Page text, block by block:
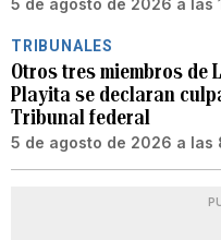
5 de agosto de 2026 a las
TRIBUNALES
Otros tres miembros de
Playita se declaran
Tribunal federal
5 de agosto de 2026 a las